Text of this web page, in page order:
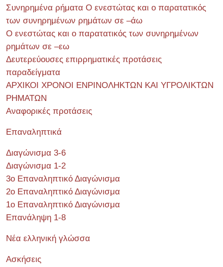
Συνηρημένα ρήματα Ο ενεστώτας και ο παρατατικός
των συνηρημένων ρημάτων σε –άω
Ο ενεστώτας και ο παρατατικός των συνηρημένων
ρημάτων σε –εω
Δευτερεύουσες επιρρηματικές προτάσεις
παραδείγματα
ΑΡΧΙΚΟΙ ΧΡΟΝΟΙ ΕΝΡΙΝΟΛΗΚΤΩΝ ΚΑΙ ΥΓΡΟΛΙΚΤΩΝ
ΡΗΜΑΤΩΝ
Αναφορικές προτάσεις
Επαναληπτικά
Διαγώνισμα 3-6
Διαγώνισμα 1-2
3ο Επαναληπτικό Διαγώνισμα
2ο Επαναληπτικό Διαγώνισμα
1ο Επαναληπτικό Διαγώνισμα
Επανάληψη 1-8
Νέα ελληνική γλώσσα
Ασκήσεις